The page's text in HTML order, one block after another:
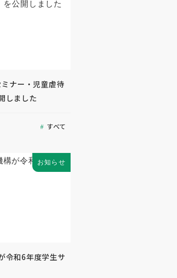
ナー・児童虐待
しました
すべて
お知らせ
令和6年度学生サ